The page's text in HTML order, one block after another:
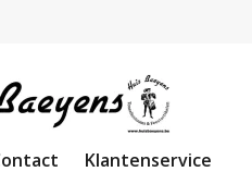
Klantenservice